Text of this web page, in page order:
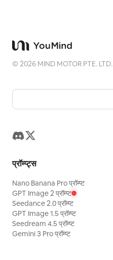
©2026 MIND MOTOR PTE. LTD.
प्रॉम्प्ट्स
Nano Banana Pro प्रॉम्प्ट
GPT Image 2 प्रॉम्प्ट
Seedance 2.0 प्रॉम्प्ट
GPT Image 1.5 प्रॉम्प्ट
Seedream 4.5 प्रॉम्प्ट
Gemini 3 Pro प्रॉम्प्ट